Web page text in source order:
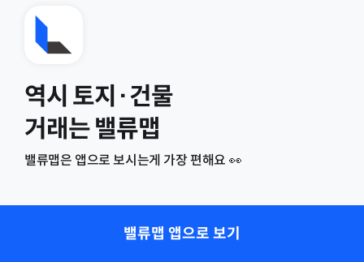
역시 토지·건물
거래는 밸류맵
밸류맵은 앱으로 보시는게 가장 편해요 👀
밸류맵 앱으로 보기